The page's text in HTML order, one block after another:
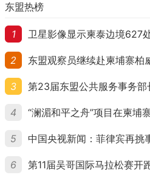
东盟热榜
1
2
3
4
5
6